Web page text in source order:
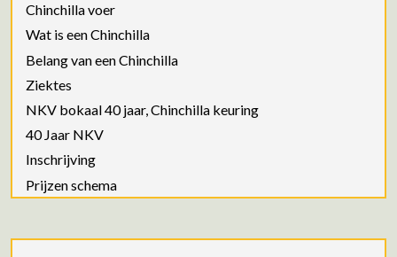
Chinchilla voer
Wat is een Chinchilla
Belang van een Chinchilla
Ziektes
NKV bokaal 40 jaar, Chinchilla keuring
40 Jaar NKV
Inschrijving
Prijzen schema